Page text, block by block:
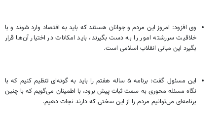
وی افزود: امروز این مردم و جوانان هستند که باید به اقتصاد وارد شوند و با
خلاقیت سررشته امور را به دست بگیرند، باید امکانات در اختیار آن‌ها قرار
بگیرد این مبانی انقلاب اسلامی است.
این مسئول گفت: برنامه ۵ ساله هفتم را باید به گونه‌ای تنظیم کنیم که با
نگاه مسئله محوری به سمت ثبات پیش برود، با اطمینان می‌گویم که با چنین
برنامه‌ای می‌توانیم مردم را از این سختی که دارند نجات دهیم.